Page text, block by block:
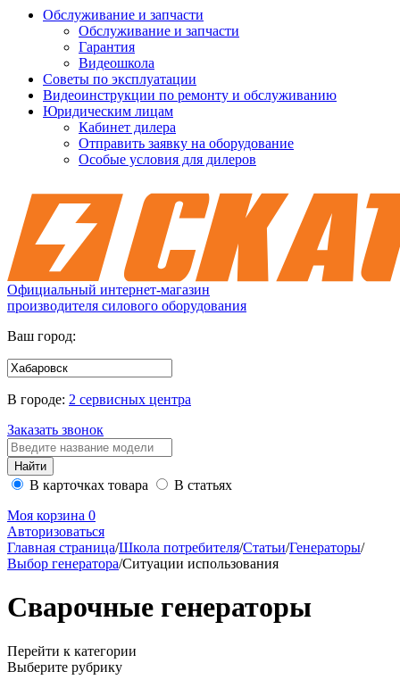
Обслуживание и запчасти
Обслуживание и запчасти
Гарантия
Видеошкола
Советы по эксплуатации
Видеоинструкции по ремонту и обслуживанию
Юридическим лицам
Кабинет дилера
Отправить заявку на оборудование
Особые условия для дилеров
Официальный интернет-магазин
производителя силового оборудования
Ваш город:
В городе: 2 сервисных центра
Заказать звонок
В карточках товара
В статьях
Моя корзина 0
Авторизоваться
Главная страница/Школа потребителя/Статьи/Генераторы/
Выбор генератора/Ситуации использования
Сварочные генераторы
Перейти к категории
Выберите рубрику